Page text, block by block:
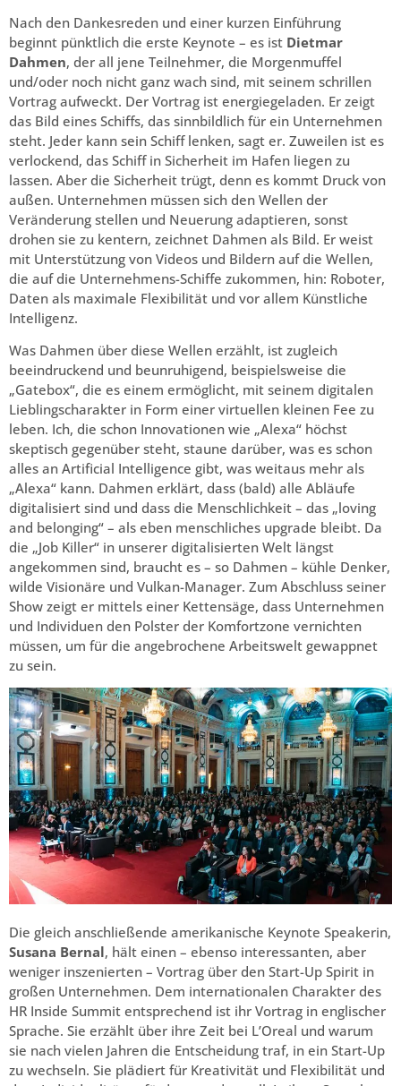
Nach den Dankesreden und einer kurzen Einführung
beginnt pünktlich die erste Keynote – es ist Dietmar
Dahmen, der all jene Teilnehmer, die Morgenmuffel
und/oder noch nicht ganz wach sind, mit seinem schrillen
Vortrag aufweckt. Der Vortrag ist energiegeladen. Er zeigt
das Bild eines Schiffs, das sinnbildlich für ein Unternehmen
steht. Jeder kann sein Schiff lenken, sagt er. Zuweilen ist es
verlockend, das Schiff in Sicherheit im Hafen liegen zu
lassen. Aber die Sicherheit trügt, denn es kommt Druck von
außen. Unternehmen müssen sich den Wellen der
Veränderung stellen und Neuerung adaptieren, sonst
drohen sie zu kentern, zeichnet Dahmen als Bild. Er weist
mit Unterstützung von Videos und Bildern auf die Wellen,
die auf die Unternehmens-Schiffe zukommen, hin: Roboter,
Daten als maximale Flexibilität und vor allem Künstliche
Intelligenz.
Was Dahmen über diese Wellen erzählt, ist zugleich
beeindruckend und beunruhigend, beispielsweise die
„Gatebox“, die es einem ermöglicht, mit seinem digitalen
Lieblingscharakter in Form einer virtuellen kleinen Fee zu
leben. Ich, die schon Innovationen wie „Alexa“ höchst
skeptisch gegenüber steht, staune darüber, was es schon
alles an Artificial Intelligence gibt, was weitaus mehr als
„Alexa“ kann. Dahmen erklärt, dass (bald) alle Abläufe
digitalisiert sind und dass die Menschlichkeit – das „loving
and belonging“ – als eben menschliches upgrade bleibt. Da
die „Job Killer“ in unserer digitalisierten Welt längst
angekommen sind, braucht es – so Dahmen – kühle Denker,
wilde Visionäre und Vulkan-Manager. Zum Abschluss seiner
Show zeigt er mittels einer Kettensäge, dass Unternehmen
und Individuen den Polster der Komfortzone vernichten
müssen, um für die angebrochene Arbeitswelt gewappnet
zu sein.
Die gleich anschließende amerikanische Keynote Speakerin,
Susana Bernal, hält einen – ebenso interessanten, aber
weniger inszenierten – Vortrag über den Start-Up Spirit in
großen Unternehmen. Dem internationalen Charakter des
HR Inside Summit entsprechend ist ihr Vortrag in englischer
Sprache. Sie erzählt über ihre Zeit bei L’Oreal und warum
sie nach vielen Jahren die Entscheidung traf, in ein Start-Up
zu wechseln. Sie plädiert für Kreativität und Flexibilität und